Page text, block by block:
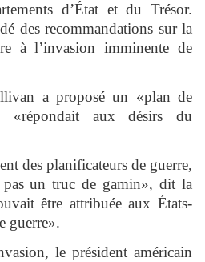
d’État et du Trésor.
des recommandations sur la
à l’invasion imminente de
a proposé un «plan de
«répondait aux désirs du
des planificateurs de guerre,
pas un truc de gamin», dit la
être attribuée aux États-
guerre».
le président américain